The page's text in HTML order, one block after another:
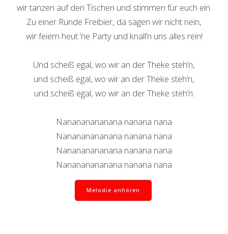
wir tanzen auf den Tischen und stimmen für euch ein.
Zu einer Runde Freibier, da sagen wir nicht nein,
wir feiern heut ’ne Party und knall’n uns alles rein!
Und scheiß egal, wo wir an der Theke steh’n,
und scheiß egal, wo wir an der Theke steh’n,
und scheiß egal, wo wir an der Theke steh’n.
Nanananananana nanana nana
Nanananananana nanana nana
Nanananananana nanana nana
Nanananananana nanana nana
Melodie anhören